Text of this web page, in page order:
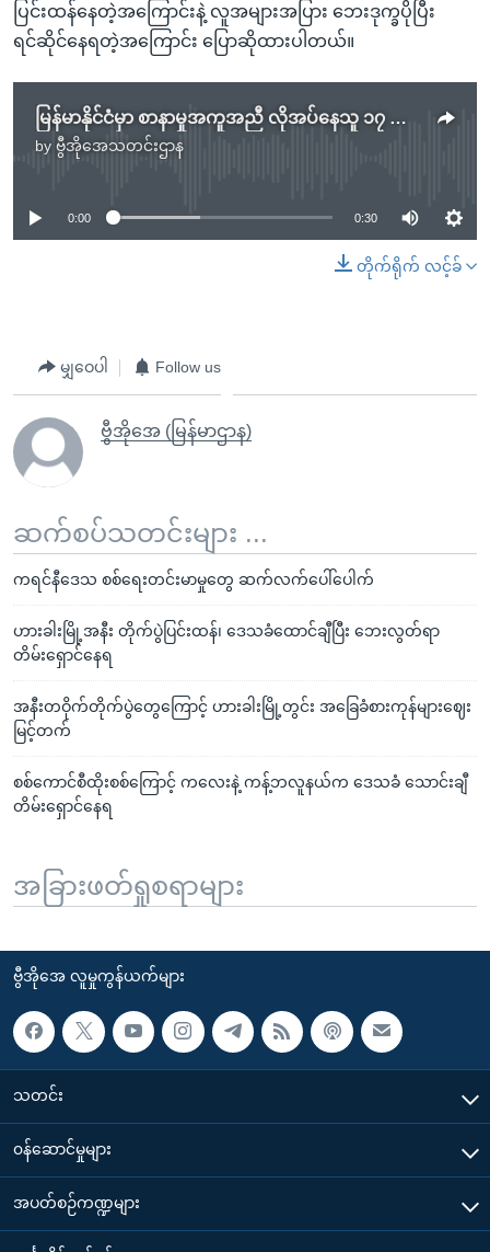
ပြင်းထန်နေတဲ့အကြောင်းနဲ့ လူအများအပြား ဘေးဒုက္ခပိုပြီး
ရင်ဆိုင်နေရတဲ့အကြောင်း ပြောဆိုထားပါတယ်။
မြန်မာနိုင်ငံမှာ စာနာမှုအကူအညီ လိုအပ်နေသူ ၁၇ သန်းကျော်ရှိ - IFRC
by ဗွီအိုအေသတင်းဌာန
No media source currently available
0:00 0:30
တိုက်ရိုက် လင့်ခ်
မျှဝေပါ Follow us
ဗွီအိုအေ (မြန်မာဌာန)
ဆက်စပ်သတင်းများ ...
ကရင်နီဒေသ စစ်ရေးတင်းမာမှုတွေ ဆက်လက်ပေါ်ပေါက်
ဟားခါးမြို့အနီး တိုက်ပွဲပြင်းထန်၊ ဒေသခံထောင်ချီပြီး ဘေးလွတ်ရာ
တိမ်းရှောင်နေရ
အနီးတဝိုက်တိုက်ပွဲတွေကြောင့် ဟားခါးမြို့တွင်း အခြေခံစားကုန်များဈေး
မြင့်တက်
စစ်ကောင်စီထိုးစစ်ကြောင့် ကလေးနဲ့ ကန့်ဘလူနယ်က ဒေသခံ သောင်းချီ
တိမ်းရှောင်နေရ
အခြားဖတ်ရှုစရာများ
ဗွီအိုအေ လူမှုကွန်ယက်များ
သတင်း
၀န်ဆောင်မှုများ
အပတ်စဉ်ကဏ္ဍများ